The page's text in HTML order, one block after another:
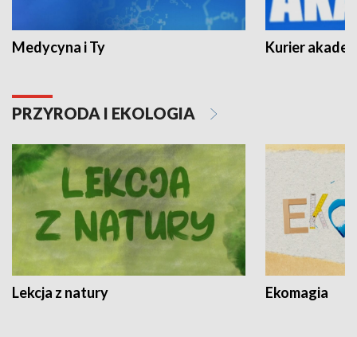
Medycyna i Ty Kurier
PRZYRODA I EKOLOGIA
Lekcja z natury Ekomagia